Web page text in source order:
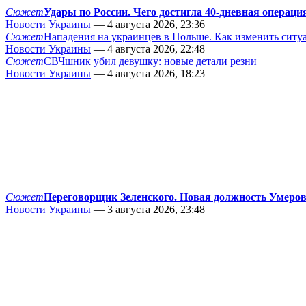
СюжетУдары по России. Чего достигла 40-дневная
Новости Украины — 4 августа 2026, 23:36
СюжетНападения на украинцев в Польше. Как изменить
Новости Украины — 4 августа 2026, 22:48
СюжетСВЧшник убил девушку: новые детали резни
Новости Украины — 4 августа 2026, 18:23
СюжетПереговорщик Зеленского. Новая должность
Новости Украины — 3 августа 2026, 23:48